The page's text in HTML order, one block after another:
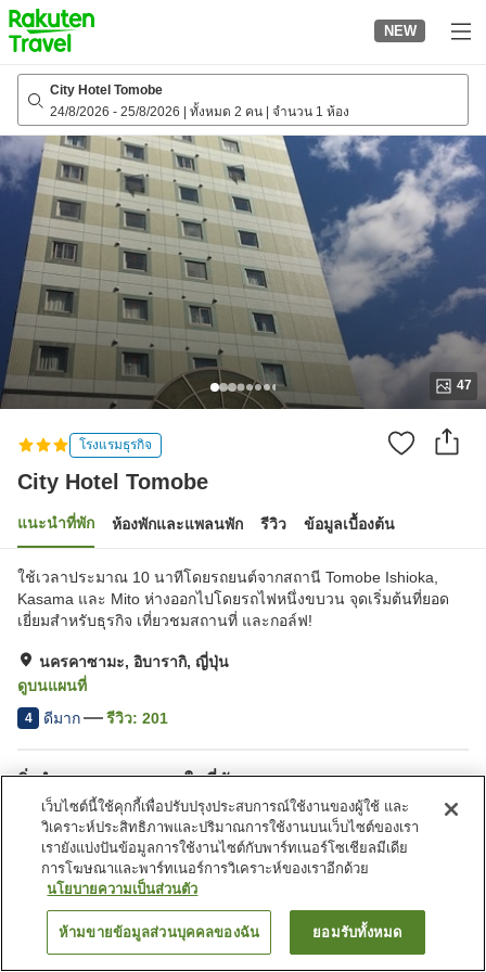
to
top
page
NEW
City Hotel Tomobe
24/8/2026 - 25/8/2026 ทั้งหมด 2 คน จำนวน 1 ห้อง
47
โรงแรมธุรกิจ
City Hotel Tomobe
แนะนำที่พัก ห้องพักและแพลนพัก รีวิว ข้อมูลเบื้องต้น
ใช้เวลาประมาณ 10 นาทีโดยรถยนต์จากสถานี Tomobe Ishioka,
Kasama และ Mito ห่างออกไปโดยรถไฟหนึ่งขบวน จุดเริ่มต้นที่ยอด
เยี่ยมสำหรับธุรกิจ เที่ยวชมสถานที่ และกอล์ฟ!
นครคาซามะ, อิบารากิ, ญี่ปุ่น
ดูบนแผนที่
4 ดีมาก รีวิว: 201
สิ่งอำนวยความสะดวกในที่พัก
ที่จอดรถ
สปา/บิวตี้ซาลอน
ร้านอาหาร
ตู้จำหน่ายอัตโนมัติ
หน้าแรก ญี่ปุ่น อิบารากิ
ค้นหาห้องพัก
เว็บไซต์นี้ใช้คุกกี้เพื่อปรับปรุงประสบการณ์ใช้งานของผู้ใช้ และ
วิเคราะห์ประสิทธิภาพและปริมาณการใช้งานบนเว็บไซต์ของเรา
เรายังแบ่งปันข้อมูลการใช้งานไซต์กับพาร์ทเนอร์โซเชียลมีเดีย
การโฆษณาและพาร์ทเนอร์การวิเคราะห์ของเราอีกด้วย
นโยบายความเป็นส่วนตัว
ห้ามขายข้อมูลส่วนบุคคลของฉัน ยอมรับทั้งหมด